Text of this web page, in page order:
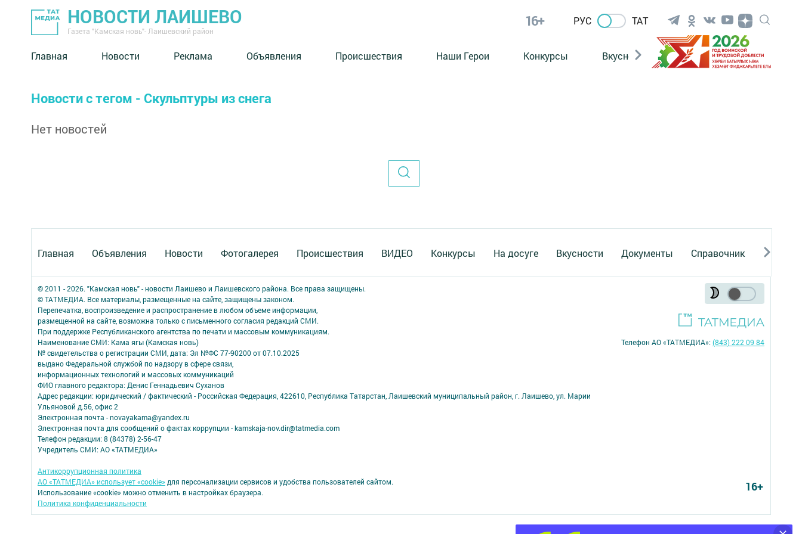
НОВОСТИ ЛАИШЕВО
Газета "Камская новь"- Лаишевский район
16+ РУС ТАТ
Главная Новости Реклама Объявления Происшествия Наши Герои Конкурсы Вкусности Фотогалерея
Новости с тегом - Скульптуры из снега
Нет новостей
Главная Объявления Новости Фотогалерея Происшествия ВИДЕО Конкурсы На досуге Вкусности Документы Справочник Реклама
© 2011 - 2026. "Камская новь" - новости Лаишево и Лаишевского района. Все права защищены.
© ТАТМЕДИА. Все материалы, размещенные на сайте, защищены законом.
Перепечатка, воспроизведение и распространение в любом объеме информации,
размещенной на сайте, возможна только с письменного согласия редакций СМИ.
При поддержке Республиканского агентства по печати и массовым коммуникациям.
Наименование СМИ: Кама ягы (Камская новь)
№ свидетельства о регистрации СМИ, дата: Эл №ФC 77-90200 от 07.10.2025
выдано Федеральной службой по надзору в сфере связи,
информационных технологий и массовых коммуникаций
ФИО главного редактора: Денис Геннадьевич Суханов
Адрес редакции: юридический / фактический - Российская Федерация, 422610, Республика Татарстан, Лаишевский муниципальный район, г. Лаишево, ул. Марии
Ульяновой д.56, офис 2
Электронная почта - novayakama@yandex.ru
Электронная почта для сообщений о фактах коррупции - kamskaja-nov.dir@tatmedia.com
Телефон редакции: 8 (84378) 2-56-47
Учредитель СМИ: АО «ТАТМЕДИА»
Антикоррупционная политика
АО «ТАТМЕДИА» использует «cookie» для персонализации сервисов и удобства пользователей сайтом.
Использование «cookie» можно отменить в настройках браузера.
Политика конфиденциальности
Телефон АО «ТАТМЕДИА»:(843) 222 09 84
16+